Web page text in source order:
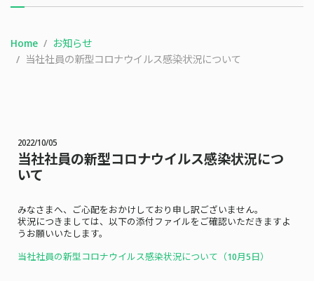
Home
お知らせ
当社社員の新型コロナウイルス感染状況について
2022/10/05
当社社員の新型コロナウイルス感染状況につ
いて
みなさまへ、ご心配をおかけしており申し訳ございません。
状況につきましては、以下の添付ファイルをご確認いただきますよ
うお願いいたします。
当社社員の新型コロナウイルス感染状況について（10月5日）